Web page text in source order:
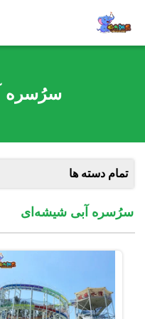
سرُسره
تمام دسته ها
سرُسره آبی شیشه‌ای